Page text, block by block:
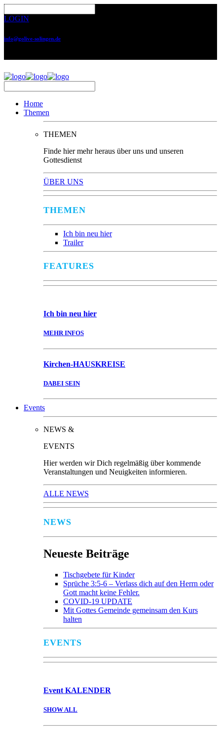
LOGIN
info@golive-solingen.de
Home
Themen
THEMEN
Finde hier mehr heraus über uns und unseren
Gottesdienst
ÜBER UNS
THEMEN
Ich bin neu hier
Trailer
FEATURES
Ich bin neu hier
MEHR INFOS
Kirchen-HAUSKREISE
DABEI SEIN
Events
NEWS &
EVENTS
Hier werden wir Dich regelmäßig über kommende
Veranstaltungen und Neuigkeiten informieren.
ALLE NEWS
NEWS
Neueste Beiträge
Tischgebete für Kinder
Sprüche 3:5-6 – Verlass dich auf den Herrn oder
Gott macht keine Fehler.
COVID-19 UPDATE
Mit Gottes Gemeinde gemeinsam den Kurs
halten
EVENTS
Event KALENDER
SHOW ALL